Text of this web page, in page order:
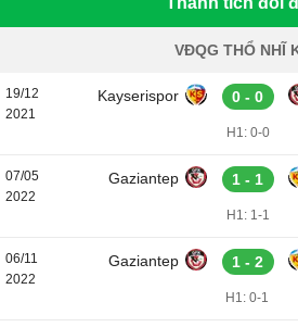
VĐQG THỔ NHĨ
19/12
2021
Kayserispor 0 - 0
H1: 0-0
07/05
2022
Gaziantep 1 - 1
H1: 1-1
06/11
2022
Gaziantep 1 - 2
H1: 0-1